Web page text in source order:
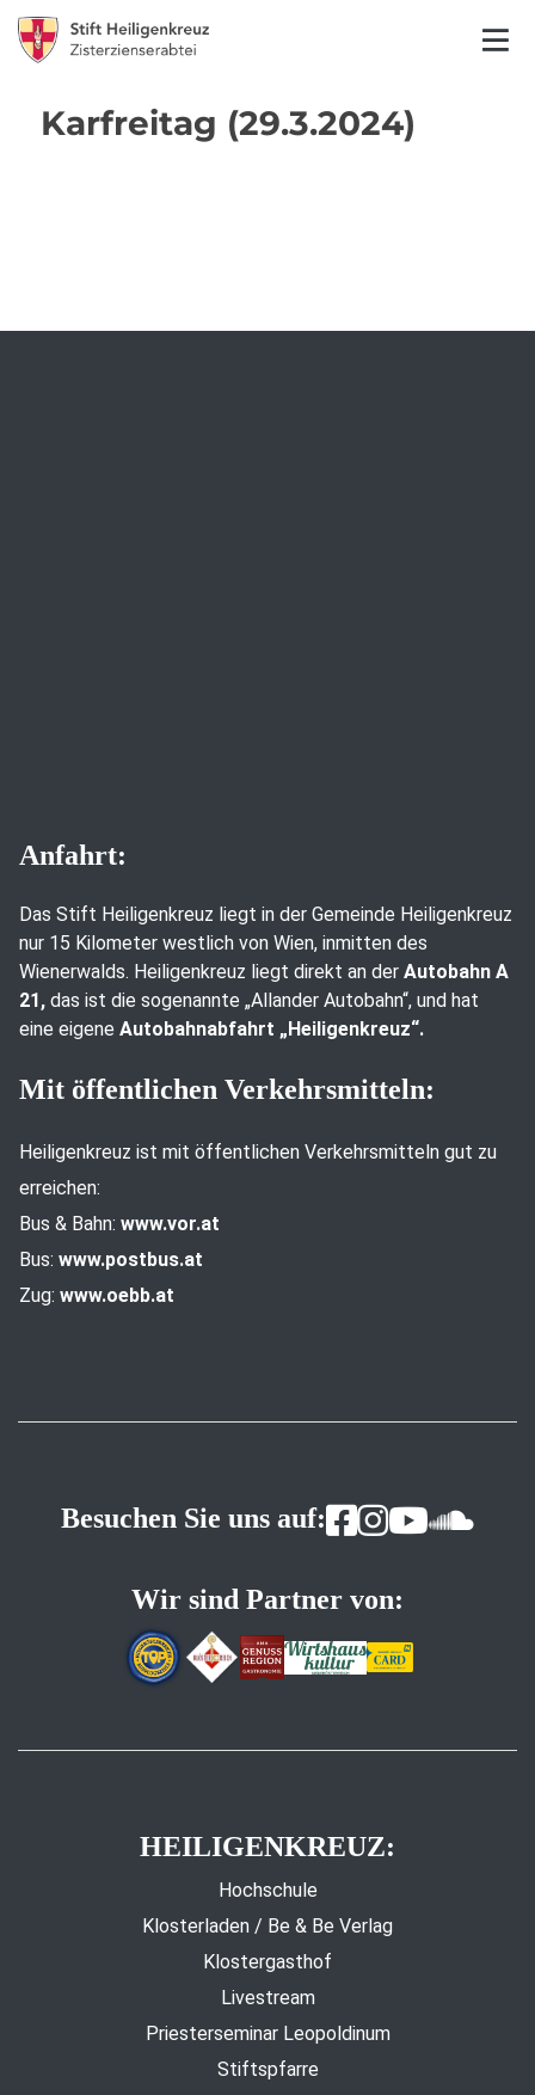
Karfreitag (29.3.2024)
Anfahrt:
Das Stift Heiligenkreuz liegt in der Gemeinde Heiligenkreuz
nur 15 Kilometer westlich von Wien, inmitten des
Wienerwalds. Heiligenkreuz liegt direkt an der Autobahn A
21, das ist die sogenannte „Allander Autobahn“, und hat
eine eigene Autobahnabfahrt „Heiligenkreuz“.
Mit öffentlichen Verkehrsmitteln:
Heiligenkreuz ist mit öffentlichen Verkehrsmitteln gut zu
erreichen:
Bus & Bahn: www.vor.at
Bus: www.postbus.at
Zug: www.oebb.at
Besuchen Sie uns auf:
Wir sind Partner von:
HEILIGENKREUZ:
Hochschule
Klosterladen / Be & Be Verlag
Klostergasthof
Livestream
Priesterseminar Leopoldinum
Stiftspfarre